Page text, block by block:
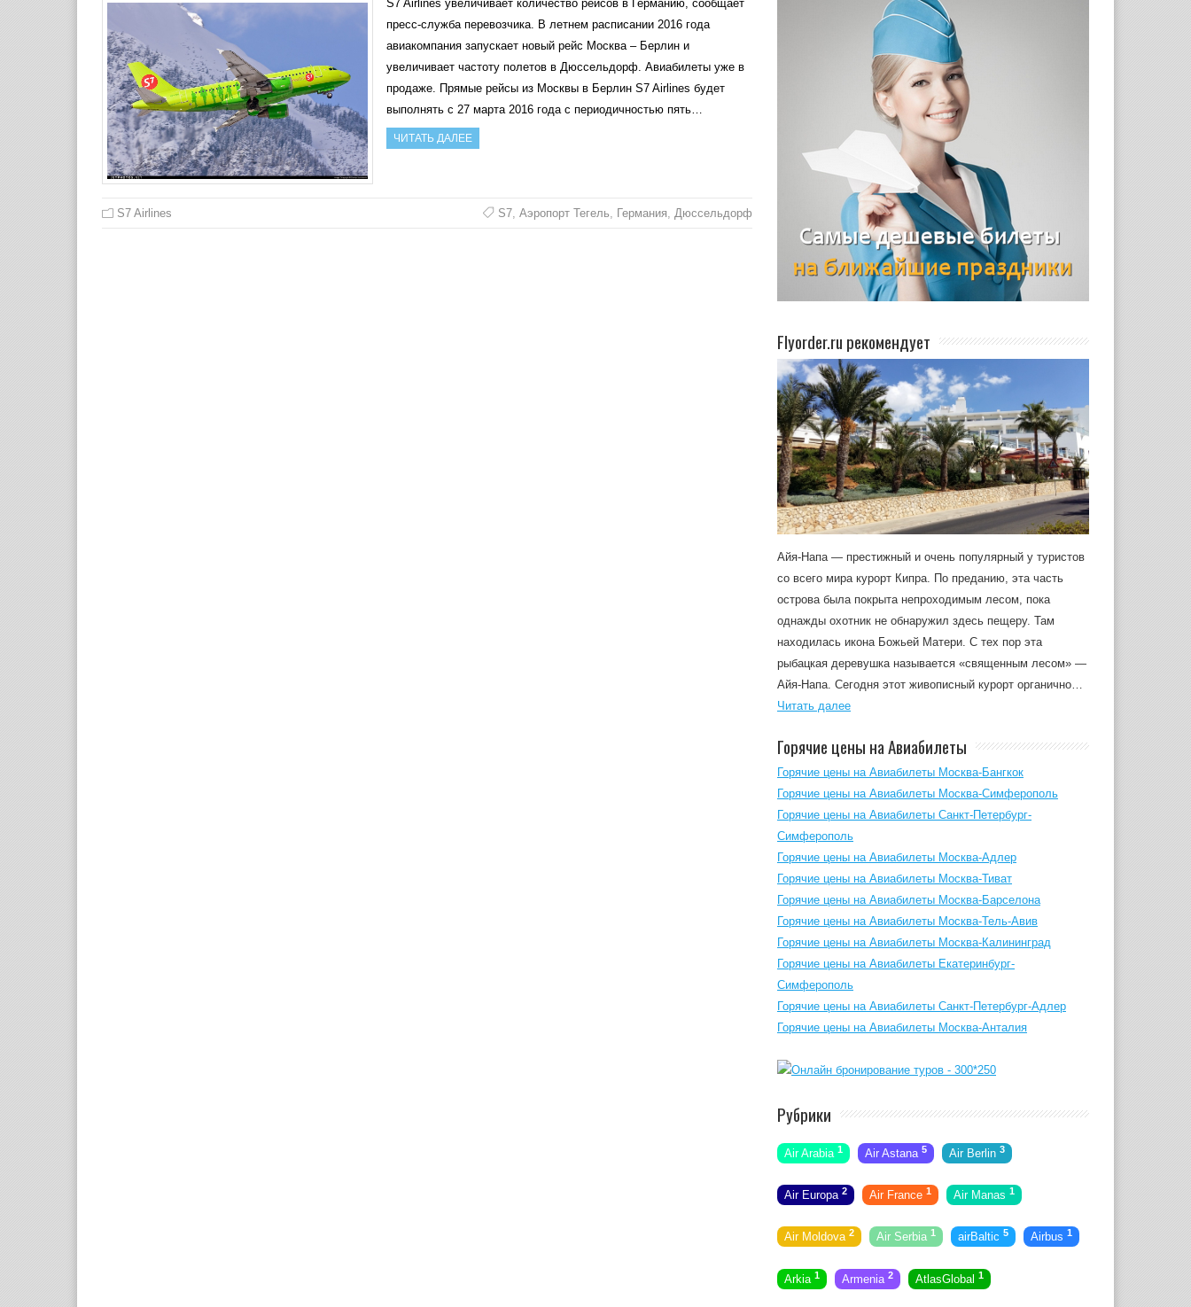
S7 Airlines увеличивает количество рейсов в Германию, сообщает
пресс-служба перевозчика. В летнем расписании 2016 года
авиакомпания запускает новый рейс Москва – Берлин и
увеличивает частоту полетов в Дюссельдорф. Авиабилеты уже в
продаже. Прямые рейсы из Москвы в Берлин S7 Airlines будет
выполнять с 27 марта 2016 года с периодичностью пять…
ЧИТАТЬ ДАЛЕЕ
S7 Airlines S7, Аэропорт Тегель, Германия, Дюссельдорф
Flyorder.ru рекомендует
Айя-Напа — престижный и очень популярный у туристов
со всего мира курорт Кипра. По преданию, эта часть
острова была покрыта непроходимым лесом, пока
однажды охотник не обнаружил здесь пещеру. Там
находилась икона Божьей Матери. С тех пор эта
рыбацкая деревушка называется «священным лесом» —
Айя-Напа. Сегодня этот живописный курорт органично…
Читать далее
Горячие цены на Авиабилеты
Горячие цены на Авиабилеты Москва-Бангкок
Горячие цены на Авиабилеты Москва-Симферополь
Горячие цены на Авиабилеты Санкт-Петербург-
Симферополь
Горячие цены на Авиабилеты Москва-Адлер
Горячие цены на Авиабилеты Москва-Тиват
Горячие цены на Авиабилеты Москва-Барселона
Горячие цены на Авиабилеты Москва-Тель-Авив
Горячие цены на Авиабилеты Москва-Калининград
Горячие цены на Авиабилеты Екатеринбург-
Симферополь
Горячие цены на Авиабилеты Санкт-Петербург-Адлер
Горячие цены на Авиабилеты Москва-Анталия
Рубрики
Air Arabia 1 Air Astana 5 Air Berlin 3
Air Europa 2 Air France 1 Air Manas 1
Air Moldova 2 Air Serbia 1 airBaltic 5 Airbus 1
Arkia 1 Armenia 2 AtlasGlobal 1